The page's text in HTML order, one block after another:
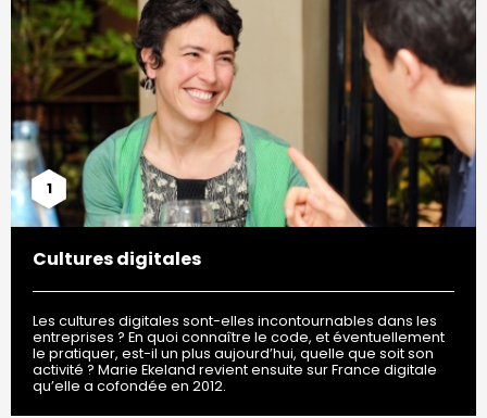
1
Cultures digitales
Les cultures digitales sont-elles incontournables dans les
entreprises ? En quoi connaître le code, et éventuellement
le pratiquer, est-il un plus aujourd’hui, quelle que soit son
activité ? Marie Ekeland revient ensuite sur France digitale
qu’elle a cofondée en 2012.